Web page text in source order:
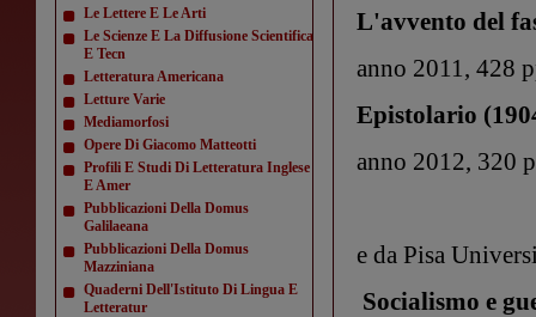
Le Lettere E Le Arti
Le Scienze E La Diffusione Scientifica
E Tecn
Letteratura Americana
Letture Varie
Mediamorfosi
Opere Di Giacomo Matteotti
Profili E Studi Di Letteratura Inglese
E Amer
Pubblicazioni Della Domus
Galilaeana
Pubblicazioni Della Domus
Mazziniana
Quaderni Dell'Istituto Di Lingua E
Letteratur
L'avvento del
anno 2011, 428
Epistolario
anno 2012, 320
e da Pisa
Socialismo e